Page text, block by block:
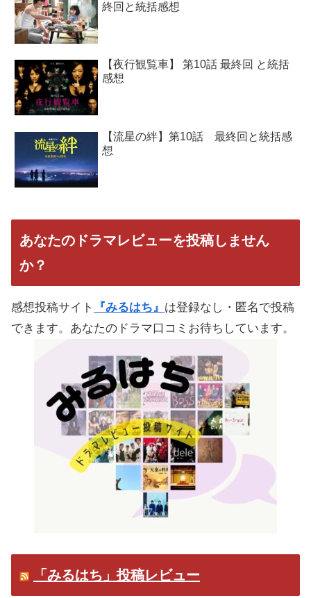
終回と統括感想
【夜行観覧車】 第10話 最終回 と統括
感想
【流星の絆】第10話 最終回と統括感
想
あなたのドラマレビューを投稿しません
か？
感想投稿サイト 『みるはち』 は登録なし・匿名で投稿
できます。あなたのドラマ口コミお待ちしています。
「みるはち」投稿レビュー